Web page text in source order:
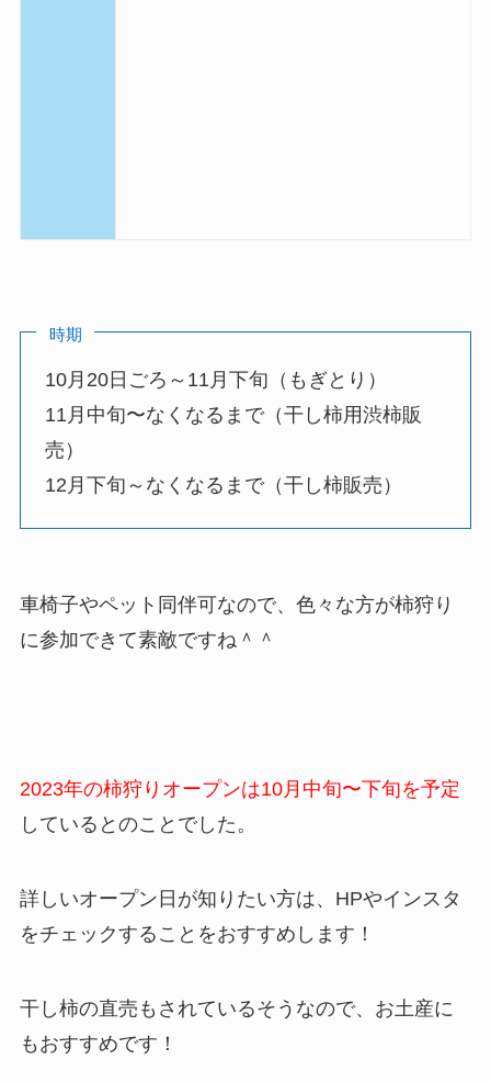
時期
10月20日ごろ～11月下旬（もぎとり）
11月中旬〜なくなるまで（干し柿用渋柿販
売）
12月下旬～なくなるまで（干し柿販売）
車椅子やペット同伴可なので、色々な方が柿狩り
に参加できて素敵ですね＾＾
2023年の柿狩りオープンは10月中旬〜下旬を予定
しているとのことでした。
詳しいオープン日が知りたい方は、HPやインスタ
をチェックすることをおすすめします！
干し柿の直売もされているそうなので、お土産に
もおすすめです！